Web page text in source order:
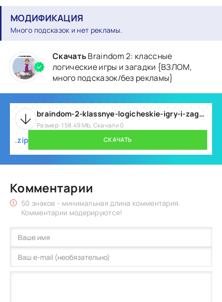
МОДИФИКАЦИЯ
Много подсказок и нет рекламы.
СкачатьBraindom 2: классные
логические игры и загадки {ВЗЛОМ,
много подсказок/без рекламы}
braindom-2-klassnye-logicheskie-igry-i-zagadki-v1-7-9-mod.zip
Размер: 158.49 Mb, Скачали 0
.zip СКАЧАТЬ
Комментарии
50 знаков - минимальная длина комментария.
Комментарии модерируются!